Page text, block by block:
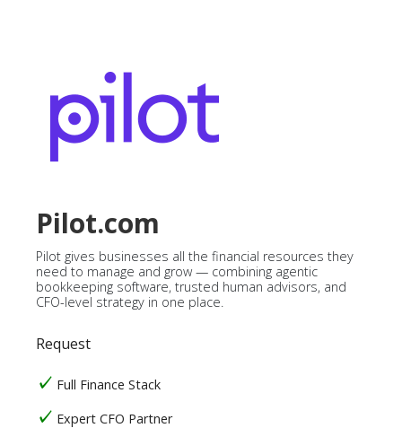
Pilot.com
Pilot gives businesses all the financial resources they
need to manage and grow — combining agentic
bookkeeping software, trusted human advisors, and
CFO-level strategy in one place.
Request
Full Finance Stack
Expert CFO Partner